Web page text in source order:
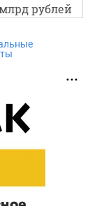
рублей